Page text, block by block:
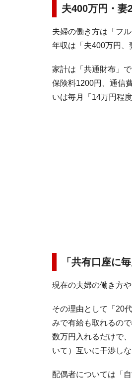
夫400万円・妻
夫婦の働き方は「フ
年収は「夫400万円、
家計は「共通財布」
保険料1200円、通信
いは毎月「14万円程
「共有口座に
現在の夫婦の働き方
その理由として「20
みで有給も取れるの
数万円入れるだけで
いて）互いに干渉し
配偶者については「